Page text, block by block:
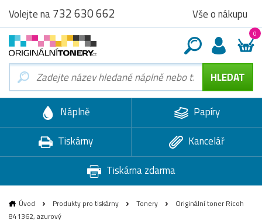
Volejte na732 630 662 Vše o nákupu
0
Náplně
Papíry
Tiskárny
Kancelář
Tiskárna zdarma
Úvod Produkty pro tiskárny Tonery
Originální toner Ricoh
841362, azurový